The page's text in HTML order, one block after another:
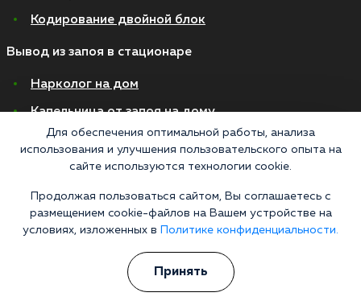
Кодирование двойной блок
Вывод из запоя в стационаре
Нарколог на дом
Капельница от запоя на дому
Капельница от запоя в стационаре
Капельница от похмелья
Детоксикация
Экстренное вытрезвление
Лечение алкоголизма в стационаре
Для обеспечения оптимальной работы, анализа
использования и улучшения пользовательского опыта на
сайте используются технологии cookie.
Продолжая пользоваться сайтом, Вы соглашаетесь с
размещением cookie-файлов на Вашем устройстве на
условиях, изложенных в
Политике конфиденциальности.
Принять